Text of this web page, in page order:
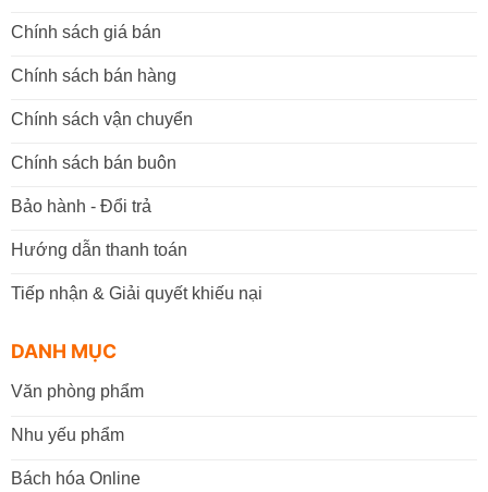
Chính sách giá bán
Chính sách bán hàng
Chính sách vận chuyển
Chính sách bán buôn
Bảo hành - Đổi trả
Hướng dẫn thanh toán
Tiếp nhận & Giải quyết khiếu nại
DANH MỤC
Văn phòng phẩm
Nhu yếu phẩm
Bách hóa Online